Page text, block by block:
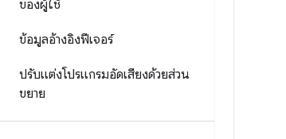
ของผู้ใช้
ข้อมูลอ้างอิงฟีเจอร์
ปรับแต่งโปรแกรมอัดเสียงด้วยส่วน
ขยาย